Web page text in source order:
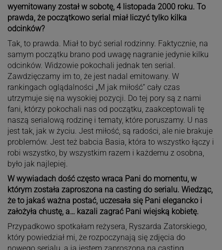
wyemitowany został w sobotę, 4 listopada 2000 roku. To
prawda, że początkowo serial miał liczyć tylko kilka
odcinków?
Tak, to prawda. Miał to być serial rodzinny. Faktycznie, na
samym początku brano pod uwagę nagranie jedynie kilku
odcinków. Widzowie pokochali jednak ten serial.
Zawdzięczamy im to, że jest nadal emitowany. W
rankingach oglądalności „M jak miłość“ cały czas
utrzymuje się na wysokiej pozycji. Do tej pory są z nami
fani, którzy pokochali nas od początku, zaakceptowali tę
naszą serialową rodzinę i tematy, które poruszamy. U nas
jest tak, jak w życiu. Jest miłość, są radości, ale nie brakuje
problemów. Jest też babcia Basia, która to wszystko łączy i
robi wszystko, by wszystkim razem i każdemu z osobna,
było jak najlepiej.
W wywiadach dość często wraca Pani do momentu, w
którym została zaproszona na casting do serialu. Wiedząc,
że to jakaś ważna postać, uczesała się Pani elegancko i
założyła chustę, a… kazali zagrać Pani wiejską kobietę.
Przypadkowo spotkałam reżysera, Ryszarda Zatorskiego,
który powiedział mi, że rozpoczynają się zdjęcia do